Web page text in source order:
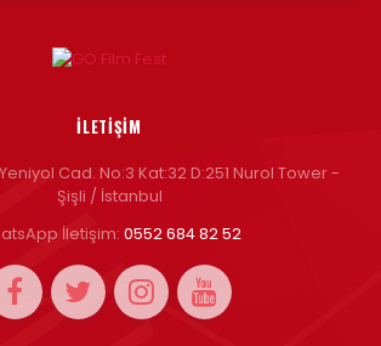
İLETIŞIM
Cad. No:3 Kat:32 D:251 Nurol Tower -
Şişli / İstanbul
İletişim: 0552 684 82 52